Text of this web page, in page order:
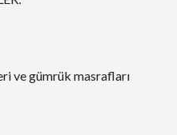
ve gümrük masrafları